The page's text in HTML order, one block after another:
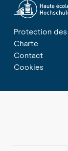
Protection
Charte
Contact
Cookies